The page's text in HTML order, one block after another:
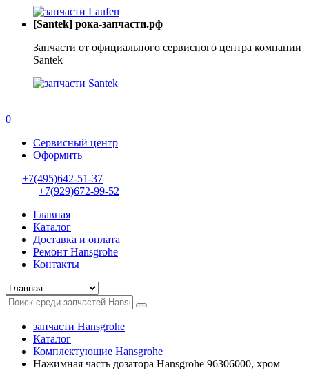
[Santek] рока-запчасти.рф
Запчасти от официального сервисного центра компании
Santek
0
Сервисный центр
Оформить
+7(495)642-51-37
+7(929)672-99-52
Главная
Каталог
Доставка и оплата
Ремонт Hansgrohe
Контакты
запчасти Hansgrohe
Каталог
Комплектующие Hansgrohe
Нажимная часть дозатора Hansgrohe 96306000, хром